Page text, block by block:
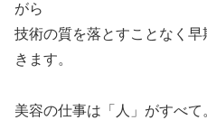
がら
技術の質を落とすことなく
きます。
美容の仕事は「人」がすべて